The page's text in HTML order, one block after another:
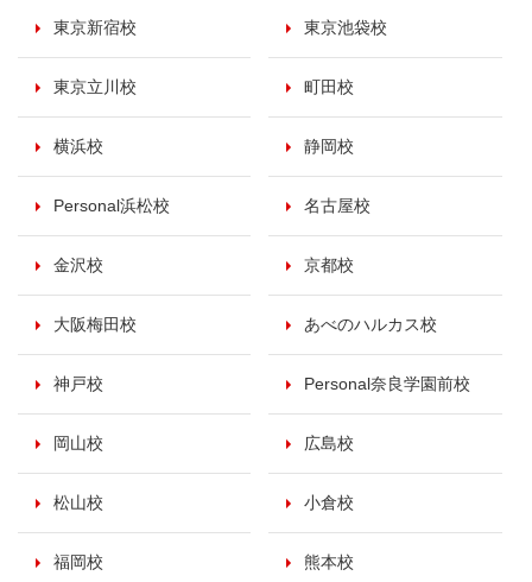
東京新宿校 東京池袋校
東京立川校 町田校
横浜校 静岡校
Personal浜松校 名古屋校
金沢校 京都校
大阪梅田校 あべのハルカス校
神戸校 Personal奈良学園前校
岡山校 広島校
松山校 小倉校
福岡校 熊本校